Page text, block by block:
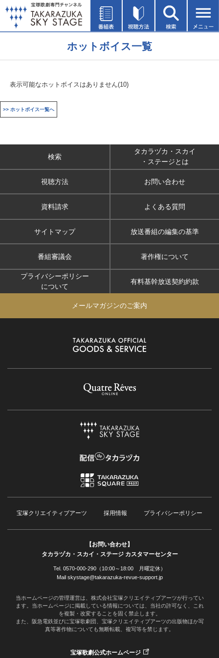
ホットボイス一覧
表示可能なホットボイスはありません(10)
>> ホットボイス一覧へ
検索
タカラヅカ・スカイ
・ステージとは
視聴方法 お問い合わせ
資料請求 よくある質問
サイトマップ 放送番組の編集の基準
番組審議会 著作権について
プライバシーポリシー
について
有料基幹放送契約約款
メールマガジンのご案内
宝塚クリエイティブアーツ 採用情報 プライバシーポリシー
【お問い合わせ】
タカラヅカ・スカイ・ステージ カスタマーセンター
Tel. 0570-000-290（10:00～18:00 月曜定休）
Mail skystage@takarazuka-revue-support.jp
当ホームページの管理運営は、株式会社宝塚クリエイティブアーツが行ってい
ます。当ホームページに掲載している情報については、当社の許可なく、これ
を複製・改変することを固く禁止します。
また、阪急電鉄並びに宝塚歌劇団、宝塚クリエイティブアーツの出版物ほか写
真等著作物についても無断転載、複写等を禁じます。
宝塚歌劇公式ホームページ